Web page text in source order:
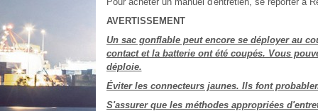
AVERTISSEMENT
Un sac gonflable peut encore se déployer au
contact et la batterie ont été coupés. Vous
déploie.
Éviter les connecteurs jaunes. Ils font
S'assurer que les méthodes appropriées